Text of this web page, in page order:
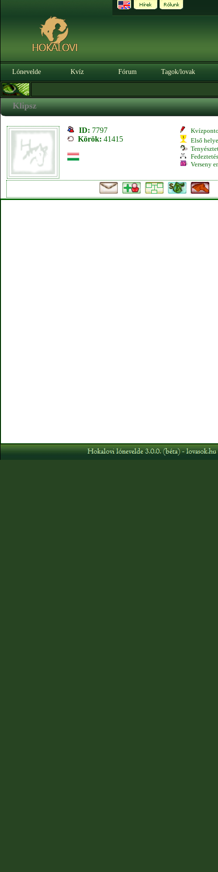
Lónevelde Kvíz Fórum Tagok/lovak
Klipsz
ID: 7797
Körök: 41415
Első
Verseny